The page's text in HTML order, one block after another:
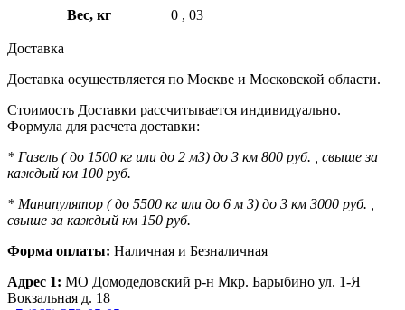
Вес, кг 0 , 03
Доставка
Доставка осуществляется по Москве и Московской области.
Стоимость Доставки рассчитывается индивидуально.
Формула для расчета доставки:
* Газель ( до 1500 кг или до 2 м3) до 3 км 800 руб. , свыше за
каждый км 100 руб.
* Манипулятор ( до 5500 кг или до 6 м 3) до 3 км 3000 руб. ,
свыше за каждый км 150 руб.
Форма оплаты: Наличная и Безналичная
Адрес 1: МО Домодедовский р-н Мкр. Барыбино ул. 1-Я
Вокзальная д. 18